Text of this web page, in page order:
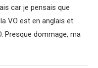
car je pensais que
VO est en anglais et
Presque dommage, ma